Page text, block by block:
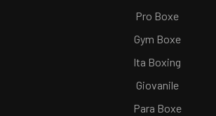
Pro Boxe
Gym Boxe
Ita Boxing
Giovanile
Para Boxe